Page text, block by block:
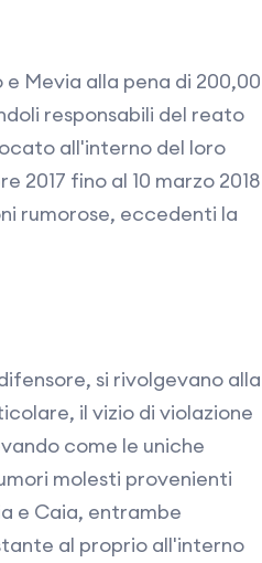
Mevia alla pena di 200,00
responsabili del reato
all'interno del loro
fino al 10 marzo 2018
rumorose, eccedenti la
si rivolgevano alla
il vizio di violazione
come le uniche
molesti provenienti
e Caia, entrambe
al proprio all'interno